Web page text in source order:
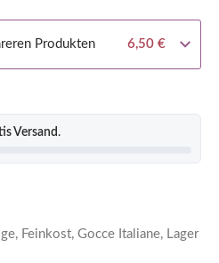
Produkten 6,50 €
Versand .
, Feinkost, Gocce Italiane, Lager